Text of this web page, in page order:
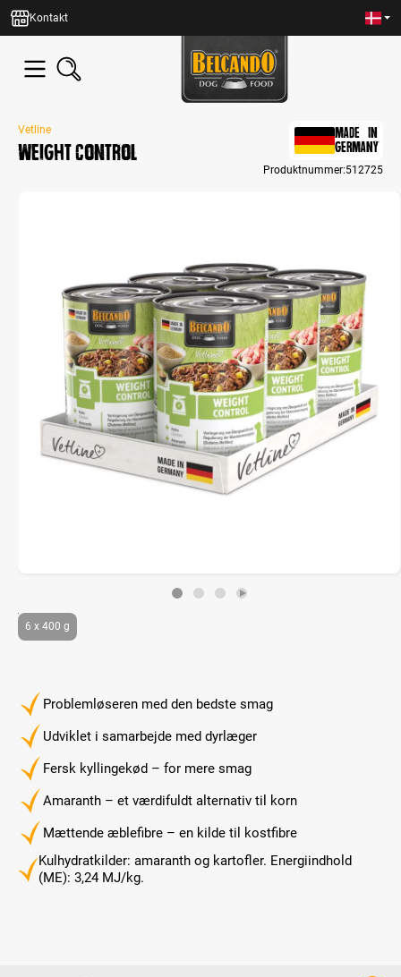
content
Kontakt
Vetline
Weight Control
MADE IN
GERMANY
Produktnummer:512725
Problemløseren med den bedste smag
Udviklet i samarbejde med dyrlæger
Fersk kyllingekød – for mere smag
Amaranth – et værdifuldt alternativ til korn
Mættende æblefibre – en kilde til kostfibre
Kulhydratkilder: amaranth og kartofler. Energiindhold
(ME): 3,24 MJ/kg.
6 x 400 g